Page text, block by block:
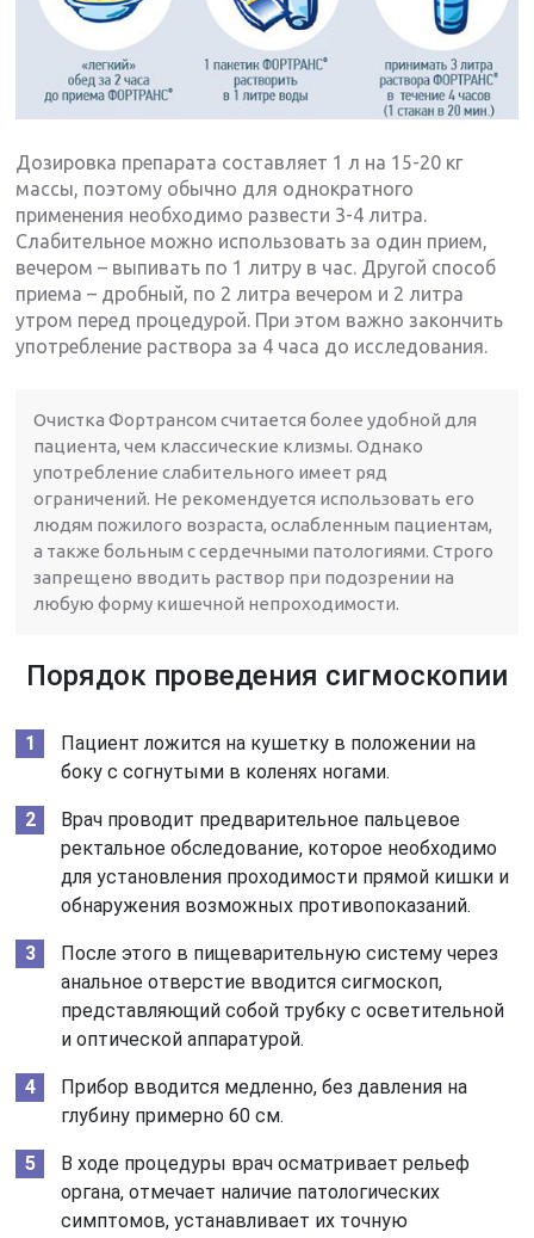
Дозировка препарата составляет 1 л на 15-20 кг
массы, поэтому обычно для однократного
применения необходимо развести 3-4 литра.
Слабительное можно использовать за один прием,
вечером – выпивать по 1 литру в час. Другой способ
приема – дробный, по 2 литра вечером и 2 литра
утром перед процедурой. При этом важно закончить
употребление раствора за 4 часа до исследования.
Очистка Фортрансом считается более удобной для
пациента, чем классические клизмы. Однако
употребление слабительного имеет ряд
ограничений. Не рекомендуется использовать его
людям пожилого возраста, ослабленным пациентам,
а также больным с сердечными патологиями. Строго
запрещено вводить раствор при подозрении на
любую форму кишечной непроходимости.
Порядок проведения сигмоскопии
Пациент ложится на кушетку в положении на
боку с согнутыми в коленях ногами.
Врач проводит предварительное пальцевое
ректальное обследование, которое необходимо
для установления проходимости прямой кишки и
обнаружения возможных противопоказаний.
После этого в пищеварительную систему через
анальное отверстие вводится сигмоскоп,
представляющий собой трубку с осветительной
и оптической аппаратурой.
Прибор вводится медленно, без давления на
глубину примерно 60 см.
В ходе процедуры врач осматривает рельеф
органа, отмечает наличие патологических
симптомов, устанавливает их точную